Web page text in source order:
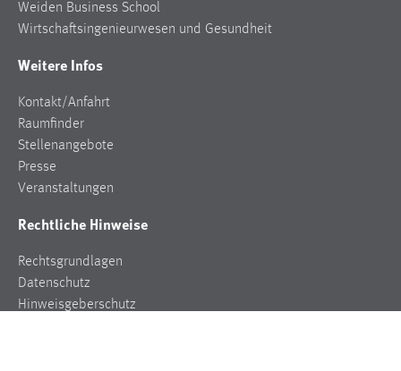
Weiden Business School
Wirtschaftsingenieurwesen und Gesundheit
Weitere Infos
Kontakt/Anfahrt
Raumfinder
Stellenangebote
Presse
Veranstaltungen
Rechtliche Hinweise
Rechtsgrundlagen
Datenschutz
Hinweisgeberschutz